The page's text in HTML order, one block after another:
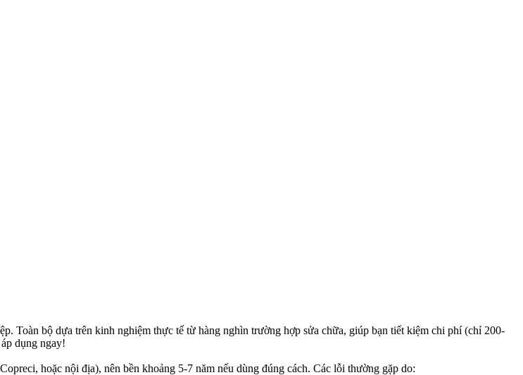
Toàn bộ dựa trên kinh nghiệm thực tế từ hàng nghìn trường hợp sửa chữa, giúp bạn tiết kiệm chi phí (chỉ 200-
dụng ngay!
hoặc nội địa), nên bền khoảng 5-7 năm nếu dùng đúng cách. Các lỗi thường gặp do: